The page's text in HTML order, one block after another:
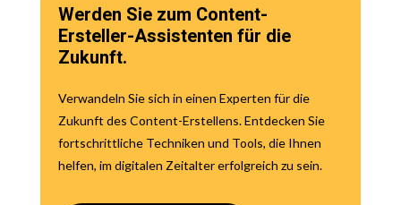
Werden Sie zum Content-
Ersteller-Assistenten für die
Zukunft.
Verwandeln Sie sich in einen Experten für die
Zukunft des Content-Erstellens. Entdecken Sie
fortschrittliche Techniken und Tools, die Ihnen
helfen, im digitalen Zeitalter erfolgreich zu sein.